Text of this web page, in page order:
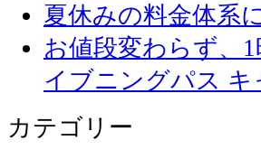
夏休みの料金体系
お値段変わ
イブニングパス キ
カテゴリー